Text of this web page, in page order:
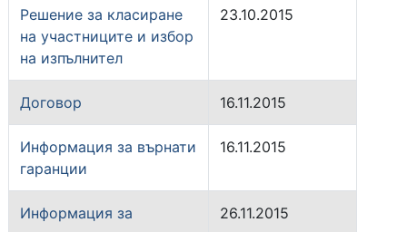
Решение за класиране
на участниците и избор
на изпълнител
23.10.2015
Договор 16.11.2015
Информация за върнати
гаранции
16.11.2015
Информация за
26.11.2015